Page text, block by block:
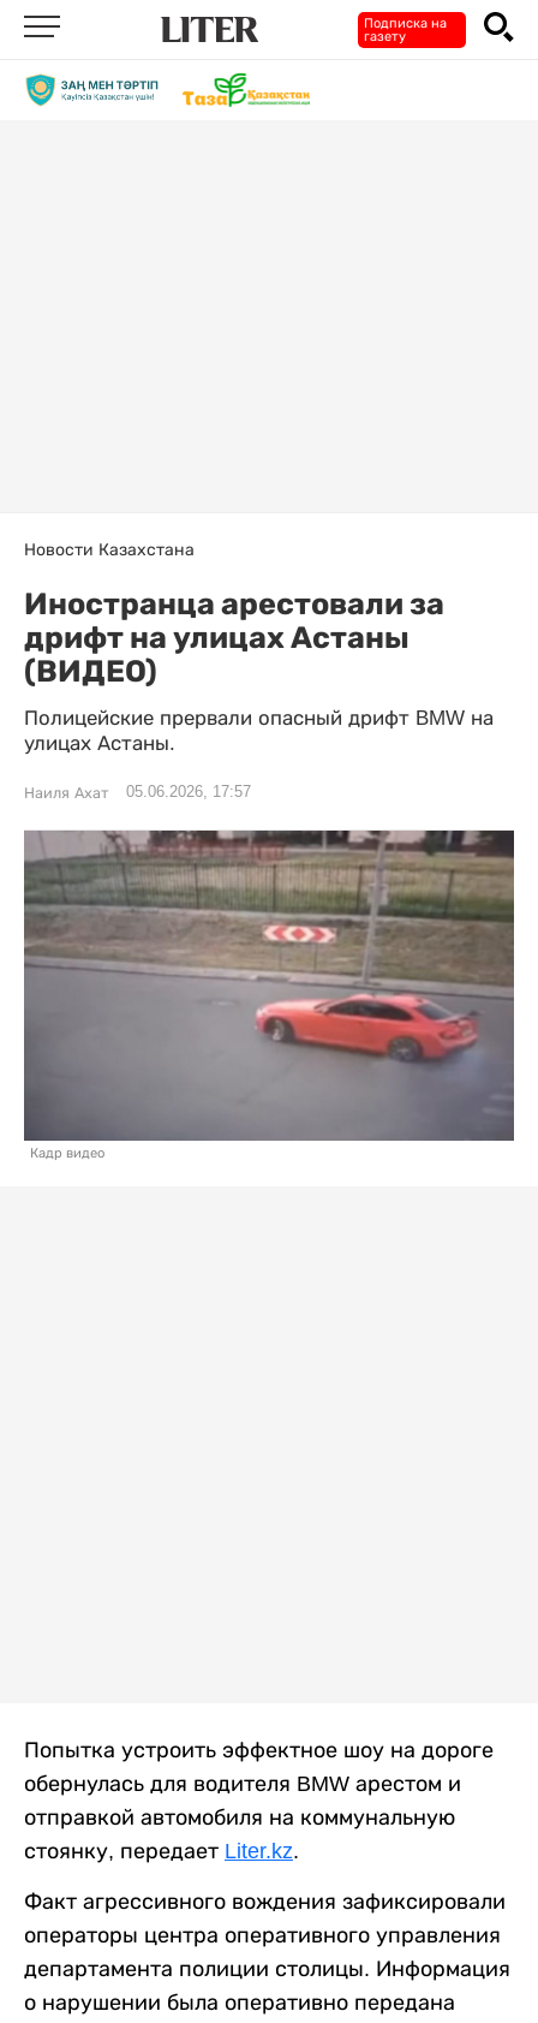
Подписка на
газету
Новости Казахстана
Иностранца арестовали за
дрифт на улицах Астаны
(ВИДЕО)
Полицейские прервали опасный дрифт BMW на
улицах Астаны.
Наиля Ахат 05.06.2026, 17:57
Кадр видео
Попытка устроить эффектное шоу на дороге
обернулась для водителя BMW арестом и
отправкой автомобиля на коммунальную
стоянку, передает Liter.kz.
Факт агрессивного вождения зафиксировали
операторы центра оперативного управления
департамента полиции столицы. Информация
о нарушении была оперативно передана